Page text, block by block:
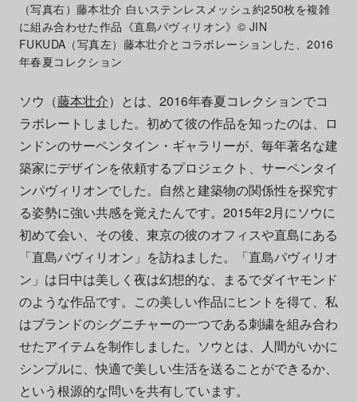
（写真右）藤本壮介 白いステンレスメッシュ約250枚を複雑
に組み合わせた作品《直島パヴィリオン》© JIN
FUKUDA（写真左）藤本壮介とコラボレーションした、2016
年春夏コレクション
ソウ（藤本壮介）とは、2016年春夏コレクションでコ
ラボレートしました。初めて彼の作品を知ったのは、ロ
ンドンのサーペンタイン・ギャラリーが、毎年著名な建
築家にデザインを依頼するプロジェクト、サーペンタイ
ンパヴィリオンでした。自然と建築物の関係性を探究す
る姿勢に強い共感を覚えたんです。2015年2月にソウに
初めて会い、その後、東京の彼のオフィスや直島にある
「直島パヴィリオン」を訪ねました。「直島パヴィリオ
ン」は日中は美しく夜は幻想的な、まるでダイヤモンド
のような作品です。この美しい作品にヒントを得て、私
はブランドのシグニチャーの一つである刺繍を組み合わ
せたアイテムを制作しました。ソウとは、人間がいかに
シンプルに、快適で美しい生活を送ることができるか、
という根源的な問いを共有しています。